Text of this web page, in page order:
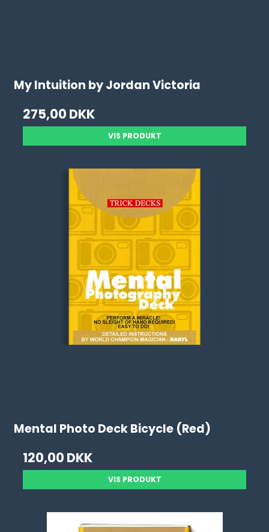
My Intuition by Jordan Victoria
275,00 DKK
VIS PRODUKT
Mental Photo Deck Bicycle (Red)
120,00 DKK
VIS PRODUKT